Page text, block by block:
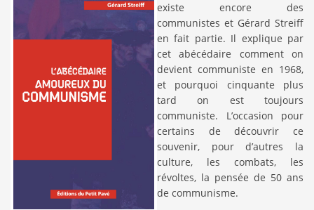
existe encore des
communistes et Gérard Streiff
en fait partie. Il explique par
cet abécédaire comment on
devient communiste en 1968,
et pourquoi cinquante plus
tard on est toujours
communiste. L’occasion pour
certains de découvrir ce
souvenir, pour d’autres la
culture, les combats, les
révoltes, la pensée de 50 ans
de communisme.